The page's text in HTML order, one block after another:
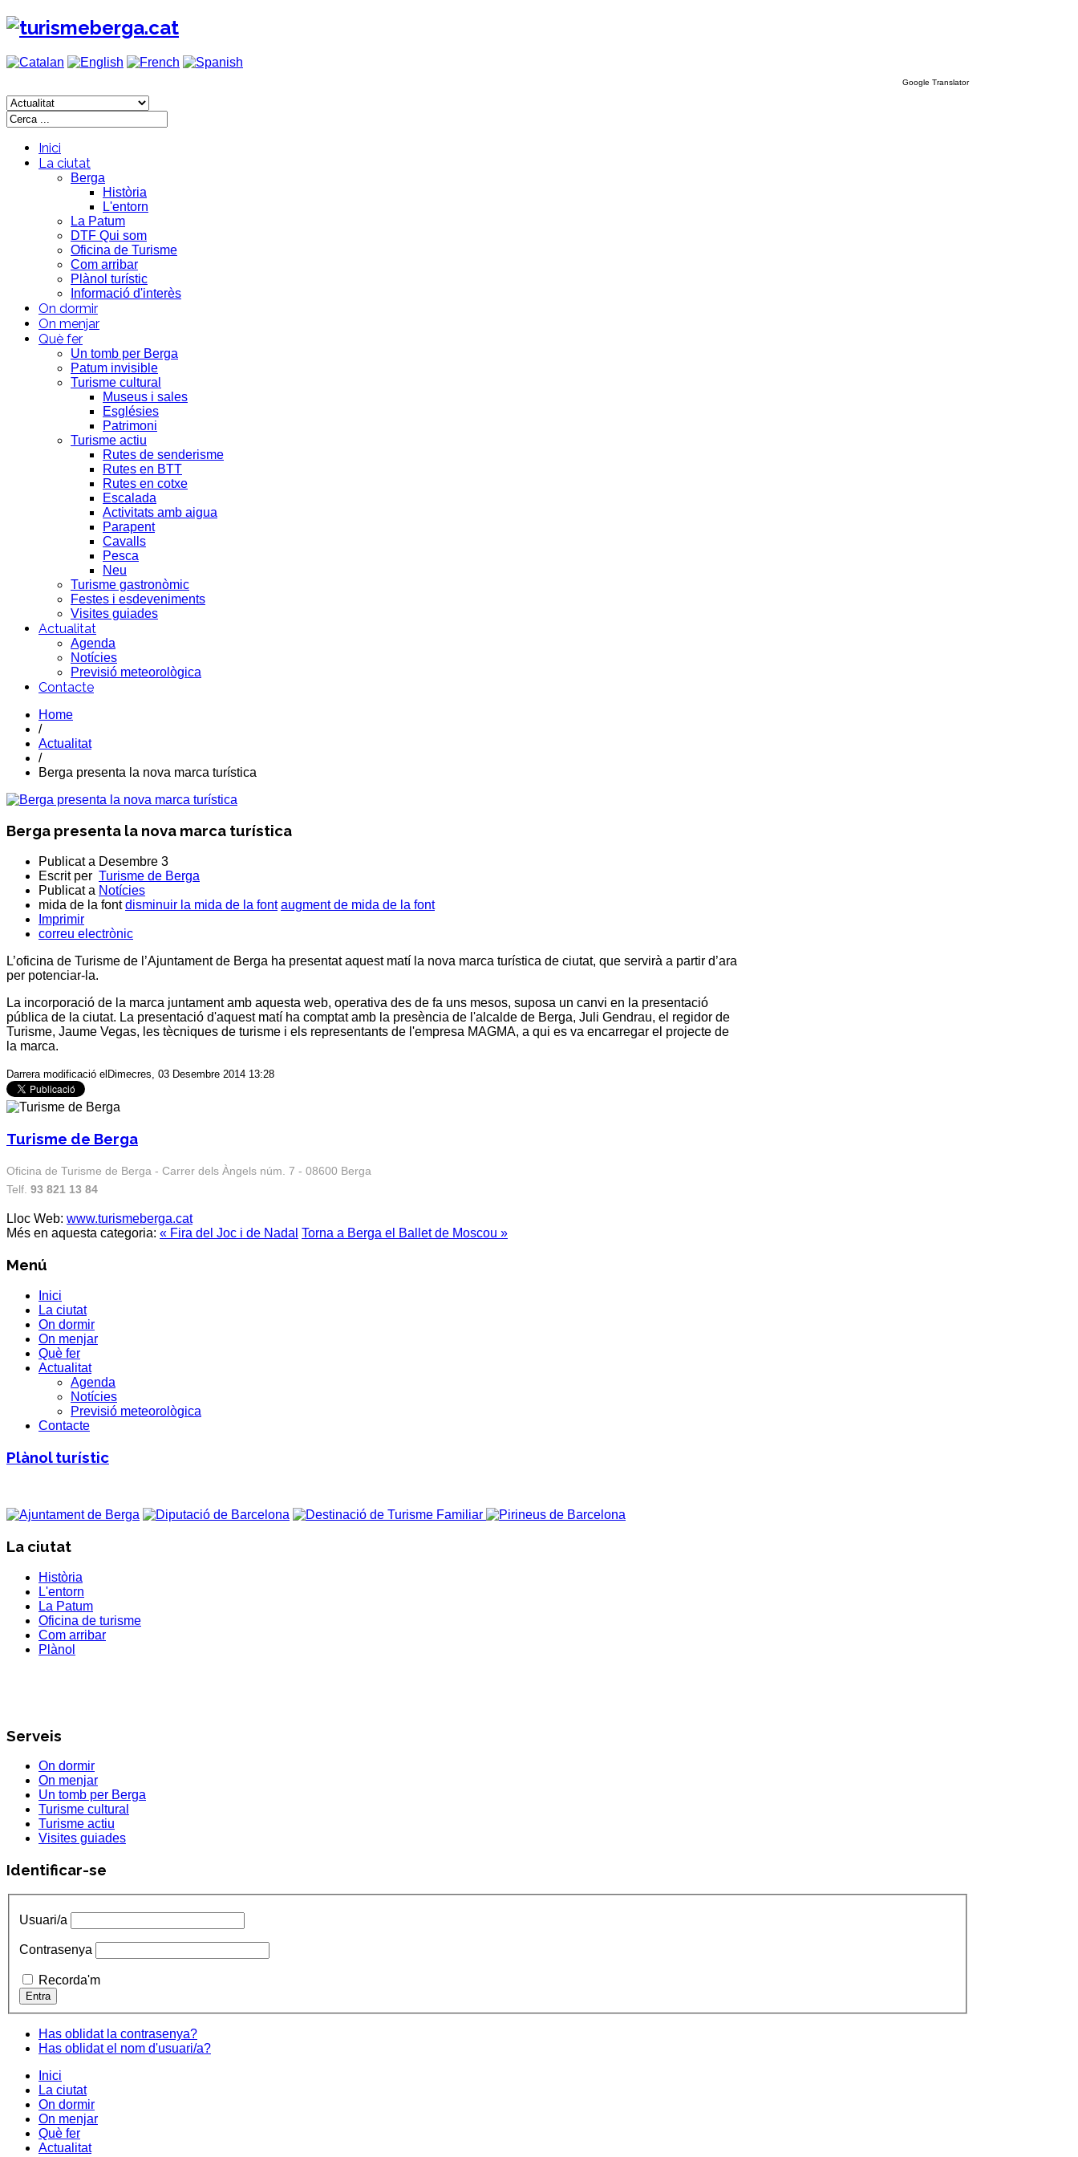
Google Translator
Inici
La ciutat
Berga
Història
L'entorn
La Patum
DTF Qui som
Oficina de Turisme
Com arribar
Plànol turístic
Informació d'interès
On dormir
On menjar
Què fer
Un tomb per Berga
Patum invisible
Turisme cultural
Museus i sales
Esglésies
Patrimoni
Turisme actiu
Rutes de senderisme
Rutes en BTT
Rutes en cotxe
Escalada
Activitats amb aigua
Parapent
Cavalls
Pesca
Neu
Turisme gastronòmic
Festes i esdeveniments
Visites guiades
Actualitat
Agenda
Notícies
Previsió meteorològica
Contacte
Home
/
Actualitat
/
Berga presenta la nova marca turística
Berga presenta la nova marca turística
Publicat a Desembre 3
Escrit per Turisme de Berga
Publicat a Notícies
mida de la font disminuir la mida de la font augment de mida de la font
Imprimir
correu electrònic
L’oficina de Turisme de l’Ajuntament de Berga ha presentat aquest matí la nova marca turística de ciutat, que servirà a partir d’ara
per potenciar-la.
La incorporació de la marca juntament amb aquesta web, operativa des de fa uns mesos, suposa un canvi en la presentació
pública de la ciutat. La presentació d'aquest matí ha comptat amb la presència de l'alcalde de Berga, Juli Gendrau, el regidor de
Turisme, Jaume Vegas, les tècniques de turisme i els representants de l'empresa MAGMA, a qui es va encarregar el projecte de
la marca.
Darrera modificació elDimecres, 03 Desembre 2014 13:28
Turisme de Berga
Oficina de Turisme de Berga - Carrer dels Àngels núm. 7 - 08600 Berga
Telf. 93 821 13 84
Lloc Web: www.turismeberga.cat
Més en aquesta categoria: « Fira del Joc i de Nadal Torna a Berga el Ballet de Moscou »
Menú
Inici
La ciutat
On dormir
On menjar
Què fer
Actualitat
Agenda
Notícies
Previsió meteorològica
Contacte
Plànol turístic
La ciutat
Història
L'entorn
La Patum
Oficina de turisme
Com arribar
Plànol
Serveis
On dormir
On menjar
Un tomb per Berga
Turisme cultural
Turisme actiu
Visites guiades
Identificar-se
Usuari/a
Contrasenya
Recorda'm
Has oblidat la contrasenya?
Has oblidat el nom d'usuari/a?
Inici
La ciutat
On dormir
On menjar
Què fer
Actualitat